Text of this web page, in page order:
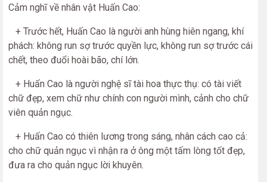
Cảm nghĩ về nhân vật Huấn Cao:
+ Trước hết, Huấn Cao là người anh hùng hiên ngang, khí
phách: không run sợ trước quyền lực, không run sợ trước cái
chết, theo đuổi hoài bão, chí lớn.
+ Huấn Cao là người nghệ sĩ tài hoa thực thụ: có tài viết
chữ đẹp, xem chữ như chính con người mình, cảnh cho chữ
viên quản ngục.
+ Huấn Cao có thiên lương trong sáng, nhân cách cao cả:
cho chữ quản ngục vì nhận ra ở ông một tấm lòng tốt đẹp,
đưa ra cho quản ngục lời khuyên.